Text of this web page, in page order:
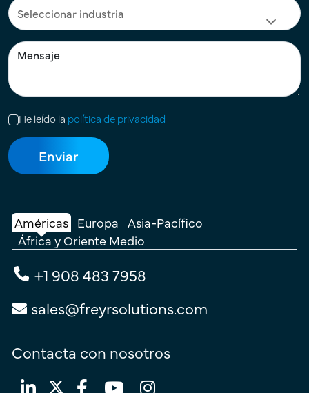
He leído la política de privacidad
Américas Europa Asia-Pacífico
África y Oriente Medio
+1 908 483 7958
sales@freyrsolutions.com
Contacta con nosotros